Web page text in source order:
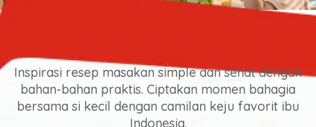
Inspirasi resep masakan simple dan sehat dengan
bahan-bahan praktis. Ciptakan momen bahagia
bersama si kecil dengan camilan keju favorit ibu
Indonesia.